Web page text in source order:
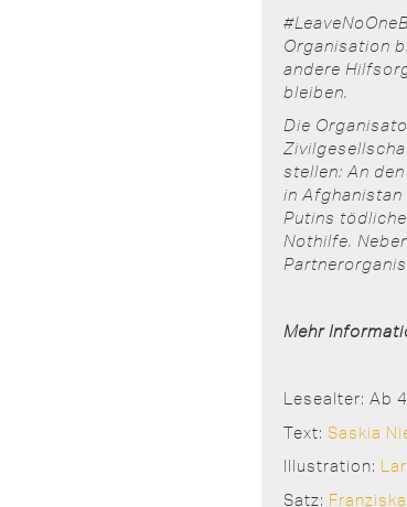
Organisation
andere
bleiben.
Die
stellen: An
in Afghanistan
Putins
Nothilfe.
Mehr
Lesealter: Ab
Text: Saskia
Illustration:
Satz: